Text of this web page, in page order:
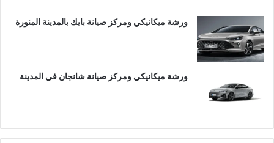
ورشة ميكانيكي ومركز صيانة بايك بالمدينة المنورة
ورشة ميكانيكي ومركز صيانة شانجان في المدينة